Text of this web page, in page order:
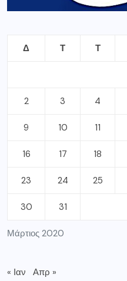
Μάρτιος 2020
Δ Τ Τ
2 3 4
9 10 11
16 17 18
23 24 25
30 31
« Ιαν Απρ »